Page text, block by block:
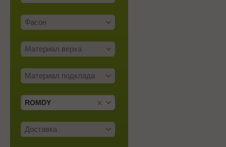
Фасон
Материал верха
Материал подклада
ROMDY
Доставка